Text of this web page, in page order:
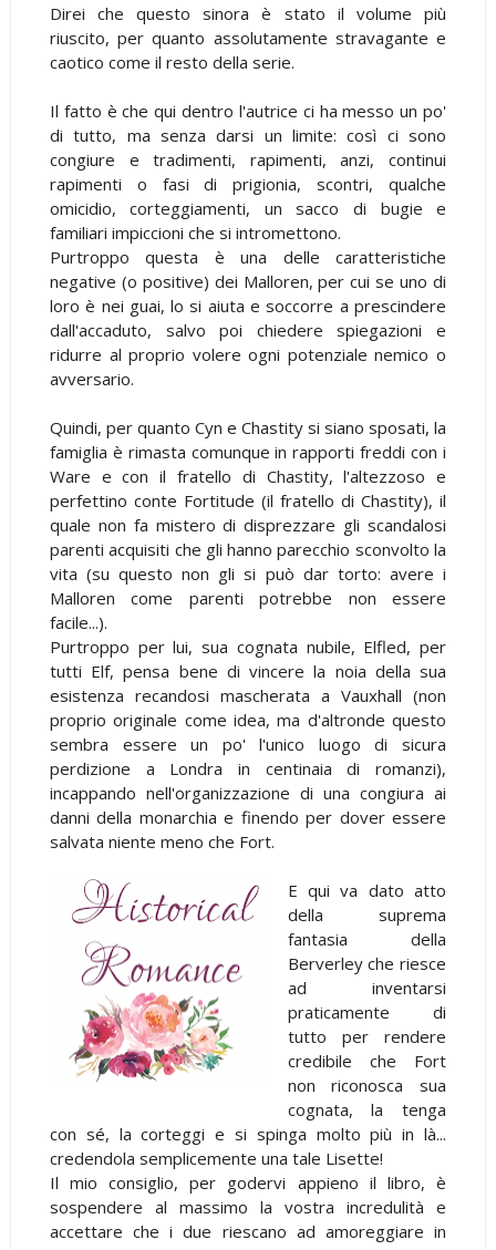
Direi che questo sinora è stato il volume più
riuscito, per quanto assolutamente stravagante e
caotico come il resto della serie.
Il fatto è che qui dentro l'autrice ci ha messo un po'
di tutto, ma senza darsi un limite: così ci sono
congiure e tradimenti, rapimenti, anzi, continui
rapimenti o fasi di prigionia, scontri, qualche
omicidio, corteggiamenti, un sacco di bugie e
familiari impiccioni che si intromettono.
Purtroppo questa è una delle caratteristiche
negative (o positive) dei Malloren, per cui se uno di
loro è nei guai, lo si aiuta e soccorre a prescindere
dall'accaduto, salvo poi chiedere spiegazioni e
ridurre al proprio volere ogni potenziale nemico o
avversario.
Quindi, per quanto Cyn e Chastity si siano sposati, la
famiglia è rimasta comunque in rapporti freddi con i
Ware e con il fratello di Chastity, l'altezzoso e
perfettino conte Fortitude (il fratello di Chastity), il
quale non fa mistero di disprezzare gli scandalosi
parenti acquisiti che gli hanno parecchio sconvolto la
vita (su questo non gli si può dar torto: avere i
Malloren come parenti potrebbe non essere
facile...).
Purtroppo per lui, sua cognata nubile, Elfled, per
tutti Elf, pensa bene di vincere la noia della sua
esistenza recandosi mascherata a Vauxhall (non
proprio originale come idea, ma d'altronde questo
sembra essere un po' l'unico luogo di sicura
perdizione a Londra in centinaia di romanzi),
incappando nell'organizzazione di una congiura ai
danni della monarchia e finendo per dover essere
salvata niente meno che Fort.
E qui va dato atto
della suprema
fantasia della
Berverley che riesce
ad inventarsi
praticamente di
tutto per rendere
credibile che Fort
non riconosca sua
cognata, la tenga
con sé, la corteggi e si spinga molto più in là...
credendola semplicemente una tale Lisette!
Il mio consiglio, per godervi appieno il libro, è
sospendere al massimo la vostra incredulità e
accettare che i due riescano ad amoreggiare in